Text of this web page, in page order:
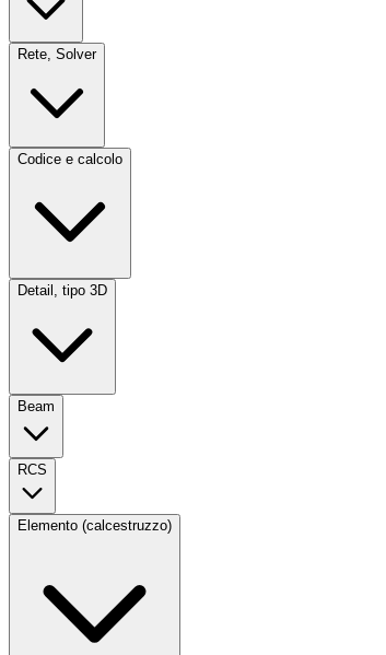
Rete, Solver
Codice e calcolo
Detail, tipo 3D
Beam
RCS
Elemento (calcestruzzo)